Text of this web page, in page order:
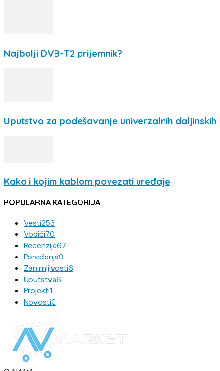
Najbolji DVB-T2 prijemnik?
Uputstvo za podešavanje univerzalnih daljinskih
Kako i kojim kablom povezati uređaje
POPULARNA KATEGORIJA
Vesti253
Vodiči70
Recenzije67
Poređenja9
Zanimljivosti6
Uputstva6
Projekti1
Novosti0